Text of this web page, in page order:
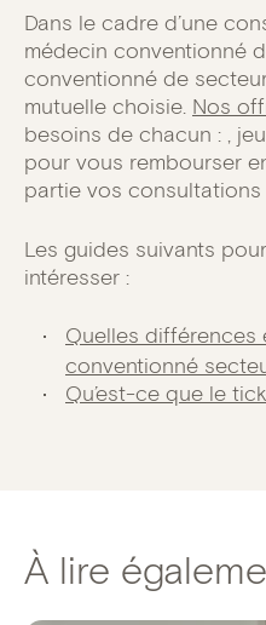
Dans le cadre d’une
médecin conventionné
conventionné de
mutuelle choisie. Nos
besoins de chacun : ,
pour vous rembourser
partie vos consultations
Les guides suivants
intéresser :
Quelles différences
conventionné
Qu’est-ce que le
À lire